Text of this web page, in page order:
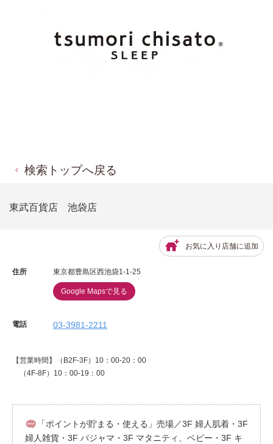
検索トップへ戻る
東武百貨店 池袋店
お気に入り店舗に追加
住所 東京都豊島区西池袋1-1-25
Google Mapsで見る
電話 03-3981-2211
【営業時間】（B2F-3F）10：00-20：00
（4F-8F）10：00-19：00
「ポイントが貯まる・使える」売場／3F 婦人肌着・3F
婦人雑貨・3F パジャマ・3F マタニティ、ベビー・3F キ